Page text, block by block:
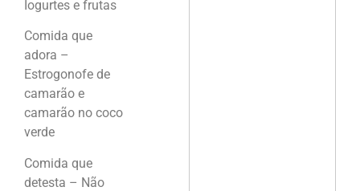
Iogurtes e frutas
Comida que
adora –
Estrogonofe de
camarão e
camarão no coco
verde
Comida que
detesta – Não